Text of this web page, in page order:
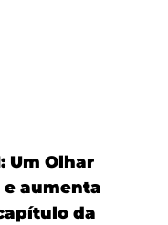
Um Olhar
e aumenta
da